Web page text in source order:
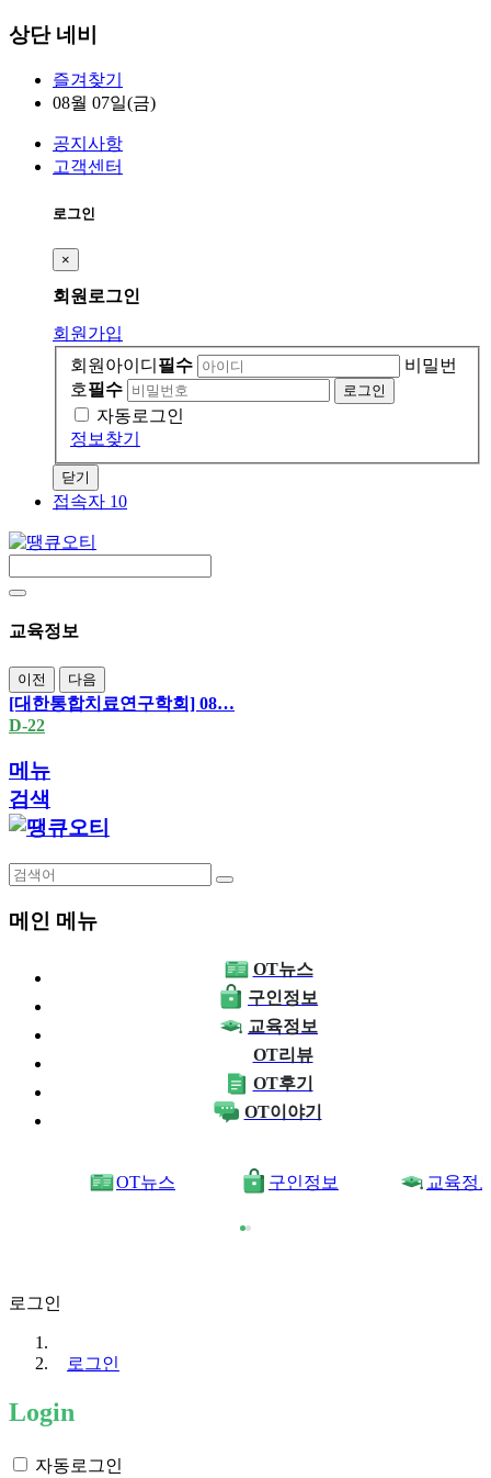
상단 네비
즐겨찾기
08월 07일(금)
공지사항
고객센터
로그인
×
회원 로그인
회원가입
회원아이디 필수
비밀번
호필수
자동로그인
정보찾기
닫기
접속자 10
교육정보
이전 다음
[대한통합치료연구학회] 08…
D-22
메뉴
검색
메인 메뉴
OT뉴스
구인정보
교육정보
OT리뷰
OT후기
OT이야기
OT뉴스 구인정보 교육정
로그인
로그인
Login
자동로그인